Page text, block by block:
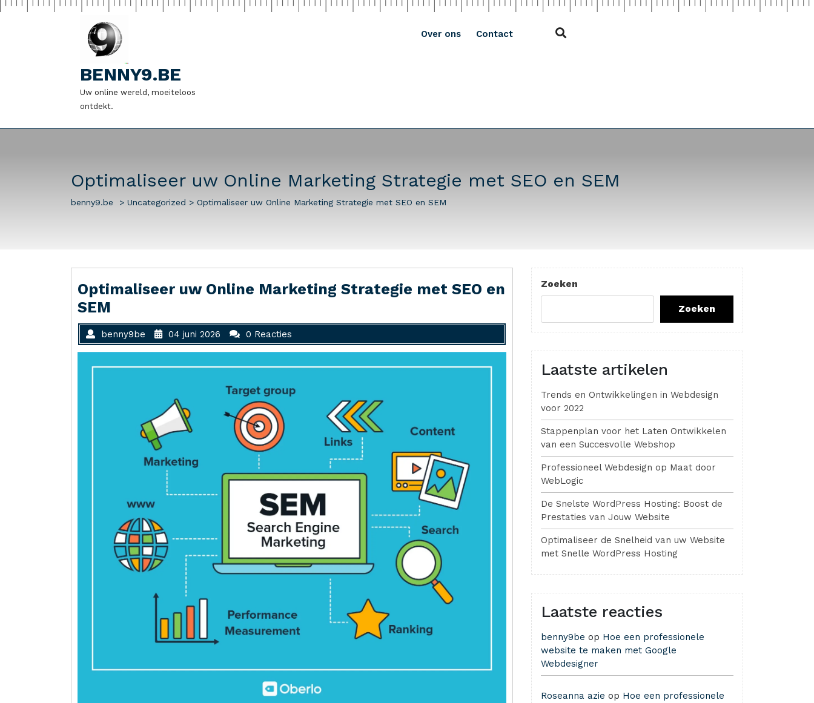
Naar
BENNY9.BE
Uw online wereld, moeiteloos
ontdekt.
Over ons Contact
Optimaliseer uw Online Marketing Strategie met SEO en SEM
benny9.be > Uncategorized > Optimaliseer uw Online Marketing Strategie met SEO en SEM
Optimaliseer uw Online Marketing Strategie met SEO en
SEM
benny9be 04 juni 2026 0 Reacties
Zoeken
Zoeken
Laatste artikelen
Trends en Ontwikkelingen in Webdesign
voor 2022
Stappenplan voor het Laten Ontwikkelen
van een Succesvolle Webshop
Professioneel Webdesign op Maat door
WebLogic
De Snelste WordPress Hosting: Boost de
Prestaties van Jouw Website
Optimaliseer de Snelheid van uw Website
met Snelle WordPress Hosting
Laatste reacties
benny9be op Hoe een professionele
website te maken met Google
Webdesigner
Roseanna azie op Hoe een professionele